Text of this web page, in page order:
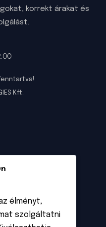
korrekt árakat és
Kft.
kivietelezése
élményt,
szolgáltatni